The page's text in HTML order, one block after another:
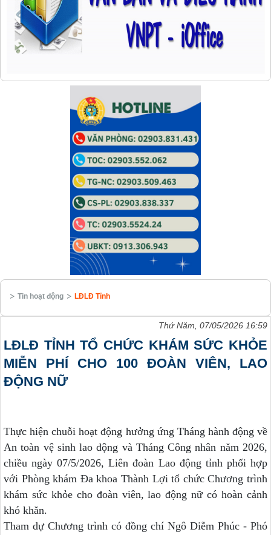
Tin hoạt động LĐLĐ Tỉnh
Thứ Năm, 07/05/2026 16:59
LĐLĐ TỈNH TỔ CHỨC KHÁM SỨC KHỎE
MIỄN PHÍ CHO 100 ĐOÀN VIÊN, LAO
ĐỘNG NỮ
Thực hiện chuỗi hoạt động hưởng ứng Tháng hành động về
An toàn vệ sinh lao động và Tháng Công nhân năm 2026,
chiều ngày 07/5/2026, Liên đoàn Lao động tỉnh phối hợp
với Phòng khám Đa khoa Thành Lợi tổ chức Chương trình
khám sức khỏe cho đoàn viên, lao động nữ có hoàn cảnh
khó khăn.
Tham dự Chương trình có đồng chí Ngô Diễm Phúc - Phó